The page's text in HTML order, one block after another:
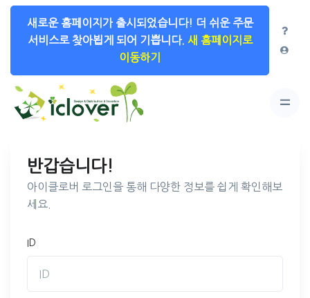
새로운 홈페이지가 출시되었습니다! 더 쉬운 주문
서비스로 찾아뵙게 되어 기쁩니다. 새 홈페이지로
이동하기
반갑습니다!
아이클로버 로그인을 통해 다양한 정보를 쉽게 확인해보
세요.
ID